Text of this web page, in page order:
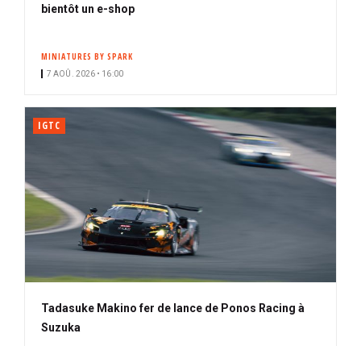
bientôt un e-shop
MINIATURES BY SPARK
7 AOÛ. 2026 • 16:00
IGTC
Tadasuke Makino fer de lance de Ponos Racing à
Suzuka